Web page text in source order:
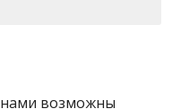
возможны